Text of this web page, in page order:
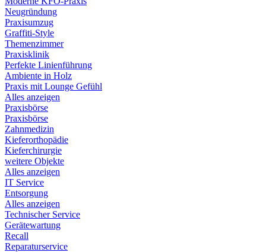
Neugründung
Praxisumzug
Graffiti-Style
Themenzimmer
Praxisklinik
Perfekte Linienführung
Ambiente in Holz
Praxis mit Lounge Gefühl
Alles anzeigen
Praxisbörse
Praxisbörse
Zahnmedizin
Kieferorthopädie
Kieferchirurgie
weitere Objekte
Alles anzeigen
IT Service
Entsorgung
Alles anzeigen
Technischer Service
Gerätewartung
Recall
Reparaturservice